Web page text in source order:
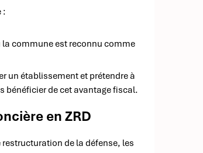
:
la commune est reconnu comme
un établissement et prétendre à
bénéficier de cet avantage fiscal.
en ZRD
restructuration de la défense, les